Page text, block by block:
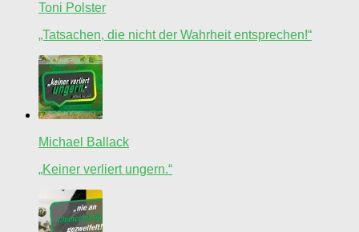
Toni Polster
„Tatsachen, die nicht der Wahrheit entsprechen!“
Michael Ballack
„Keiner verliert ungern.“